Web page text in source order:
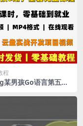
程
某男孩Go语言第五期
程